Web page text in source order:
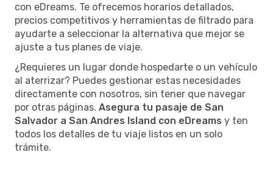
con eDreams. Te ofrecemos horarios detallados,
precios competitivos y herramientas de filtrado para
ayudarte a seleccionar la alternativa que mejor se
ajuste a tus planes de viaje.
¿Requieres un lugar donde hospedarte o un vehículo
al aterrizar? Puedes gestionar estas necesidades
directamente con nosotros, sin tener que navegar
por otras páginas. Asegura tu pasaje de San
Salvador a San Andres Island con eDreams y ten
todos los detalles de tu viaje listos en un solo
trámite.